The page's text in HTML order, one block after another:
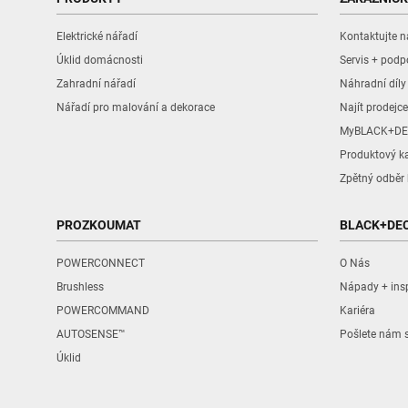
Elektrické nářadí
Úklid domácnosti
Zahradní nářadí
Nářadí pro malování a dekorace
Kontaktujte
Servis +
Náhradní
Najít prodejce
Produktový
Zpětný odběr
PROZKOUMAT
POWERCONNECT
Brushless
POWERCOMMAND
AUTOSENSE™
Úklid
O Nás
Nápady +
Kariéra
Pošlete nám